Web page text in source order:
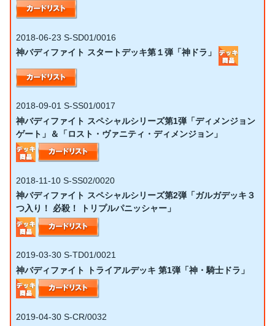
2018-06-23 S-SD01/0016
神バディファイト スタートデッキ第１弾「神ドラ」
2018-09-01 S-SS01/0017
神バディファイト スペシャルシリーズ第1弾「ディメンジョン
ゲート」＆「ロスト・ヴァニティ・ディメンジョン」
2018-11-10 S-SS02/0020
神バディファイト スペシャルシリーズ第2弾「ガルガデッキ３
つ入り！ 必殺！ トリプルパニッシャー」
2019-03-30 S-TD01/0021
神バディファイト トライアルデッキ 第1弾「神・騎士ドラ」
2019-04-30 S-CR/0032